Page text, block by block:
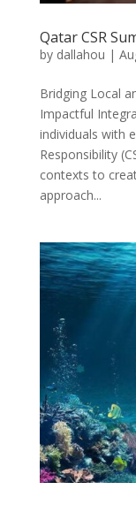
Qatar CSR
by dallahou |
Bridging Local
Impactful
individuals with
Responsibility
contexts to
approach...